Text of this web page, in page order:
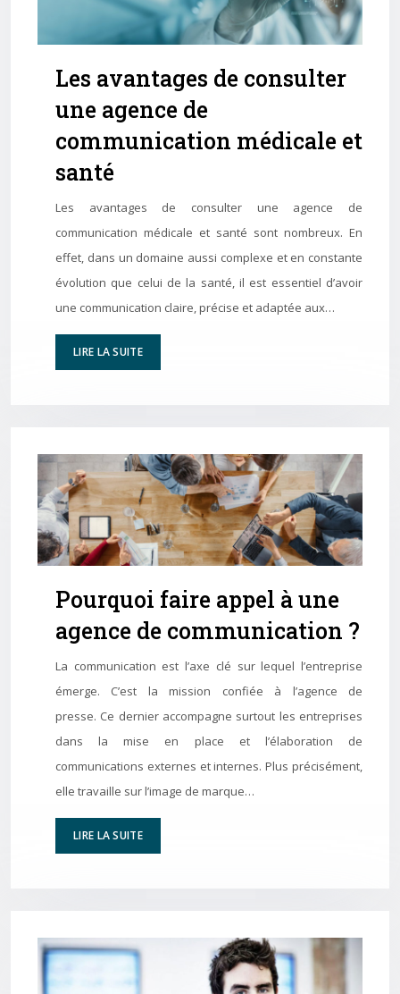
Les avantages de consulter
une agence de
communication médicale et
santé
Les avantages de consulter une agence de
communication médicale et santé sont nombreux. En
effet, dans un domaine aussi complexe et en constante
évolution que celui de la santé, il est essentiel d’avoir
une communication claire, précise et adaptée aux…
LIRE LA SUITE
Pourquoi faire appel à une
agence de communication ?
La communication est l’axe clé sur lequel l’entreprise
émerge. C’est la mission confiée à l’agence de
presse. Ce dernier accompagne surtout les entreprises
dans la mise en place et l’élaboration de
communications externes et internes. Plus précisément,
elle travaille sur l’image de marque…
LIRE LA SUITE